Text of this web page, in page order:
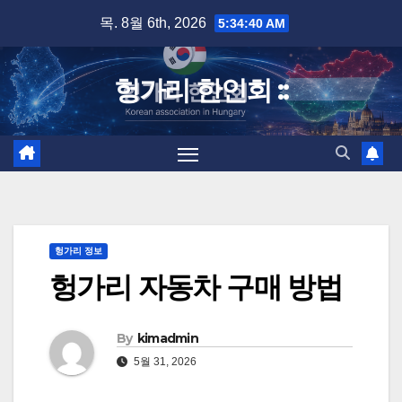
content
목. 8월 6th, 2026 5:34:40 AM
헝가리 한인회 ::
헝가리 정보
헝가리 자동차 구매 방법
By kimadmin
5월 31, 2026